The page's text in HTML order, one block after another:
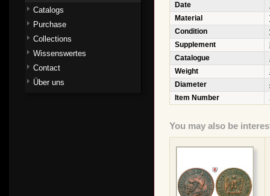
Date
Material
Condition
Supplement
Catalogue
Weight
Diameter
Item Number
You may also be
Catalogs
Purchase
Collections
Wissenswertes
Contact
Über uns